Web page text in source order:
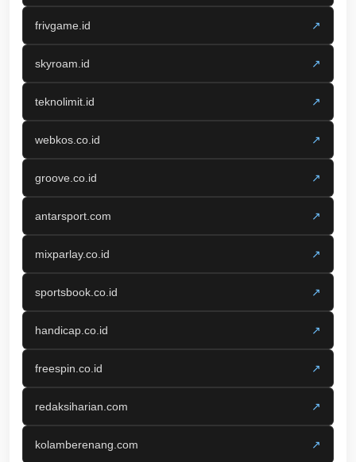
frivgame.id ↗
skyroam.id ↗
teknolimit.id ↗
webkos.co.id ↗
groove.co.id ↗
antarsport.com ↗
mixparlay.co.id ↗
sportsbook.co.id ↗
handicap.co.id ↗
freespin.co.id ↗
redaksiharian.com ↗
kolamberenang.com ↗